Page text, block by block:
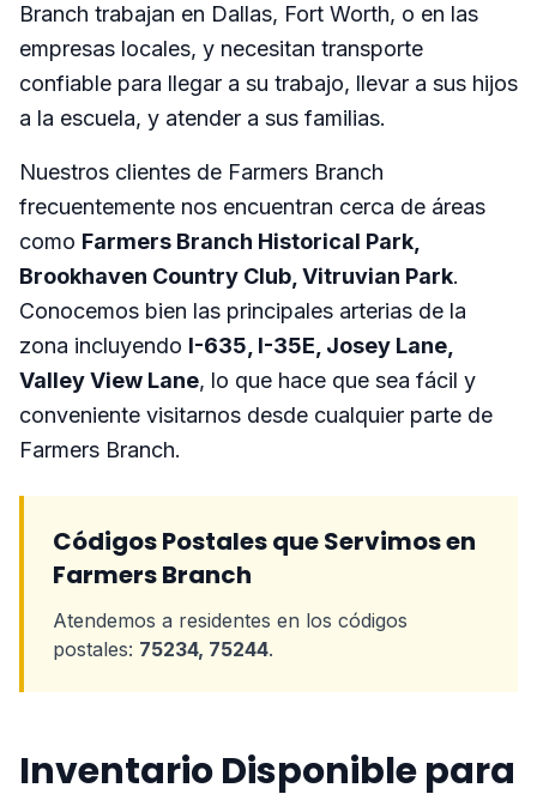
Branch trabajan en Dallas, Fort Worth, o en las
empresas locales, y necesitan transporte
confiable para llegar a su trabajo, llevar a sus hijos
a la escuela, y atender a sus familias.
Nuestros clientes de Farmers Branch
frecuentemente nos encuentran cerca de áreas
como Farmers Branch Historical Park,
Brookhaven Country Club, Vitruvian Park.
Conocemos bien las principales arterias de la
zona incluyendo I-635, I-35E, Josey Lane,
Valley View Lane, lo que hace que sea fácil y
conveniente visitarnos desde cualquier parte de
Farmers Branch.
Códigos Postales que Servimos en
Farmers Branch
Atendemos a residentes en los códigos
postales: 75234, 75244.
Inventario Disponible para